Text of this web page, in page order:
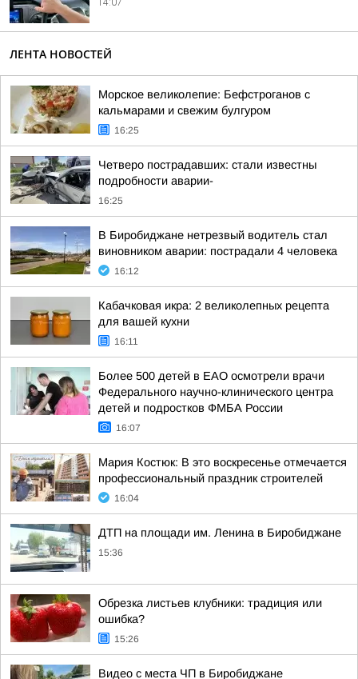
14:07
ЛЕНТА НОВОСТЕЙ
Морское великолепие: Бефстроганов с
кальмарами и свежим булгуром
16:25
Четверо пострадавших: стали известны
подробности аварии-
16:25
В Биробиджане нетрезвый водитель стал
виновником аварии: пострадали 4 человека
16:12
Кабачковая икра: 2 великолепных рецепта
для вашей кухни
16:11
Более 500 детей в ЕАО осмотрели врачи
Федерального научно-клинического центра
детей и подростков ФМБА России
16:07
Мария Костюк: В это воскресенье отмечается
профессиональный праздник строителей
16:04
ДТП на площади им. Ленина в Биробиджане
15:36
Обрезка листьев клубники: традиция или
ошибка?
15:26
Видео с места ЧП в Биробиджане